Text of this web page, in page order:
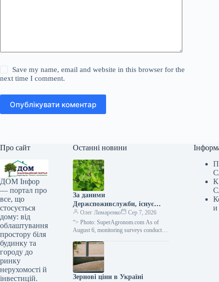
Save my name, email and website in this browser for the
next time I comment.
Опублікувати коментар
Про сайт
ДОМ Інфор
— портал про
все, що
стосується
дому: від
облаштування
простору біля
будинку та
городу до
ринку
нерухомості й
інвестицій.
Останні новини
За даними
Держспоживслужби, існує
небезпека поширення
павутинного кліща —
SuperAgronom.com
Олег Лимаренко
Сер 7, 2026
“> Photo: SuperAgronom.com As of
August 6, monitoring surveys conducted
region have shown that…
Зернові ціни в Україні
и